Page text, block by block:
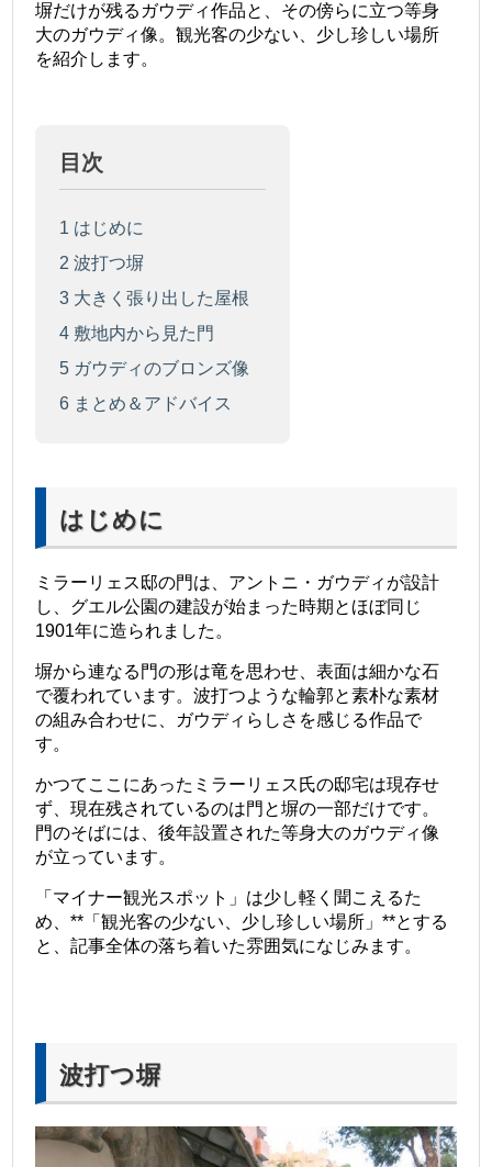
塀だけが残るガウディ作品と、その傍らに立つ等身
大のガウディ像。観光客の少ない、少し珍しい場所
を紹介します。
目次
1 はじめに
2 波打つ塀
3 大きく張り出した屋根
4 敷地内から見た門
5 ガウディのブロンズ像
6 まとめ＆アドバイス
はじめに
ミラーリェス邸の門は、アントニ・ガウディが設計
し、グエル公園の建設が始まった時期とほぼ同じ
1901年に造られました。
塀から連なる門の形は竜を思わせ、表面は細かな石
で覆われています。波打つような輪郭と素朴な素材
の組み合わせに、ガウディらしさを感じる作品で
す。
かつてここにあったミラーリェス氏の邸宅は現存せ
ず、現在残されているのは門と塀の一部だけです。
門のそばには、後年設置された等身大のガウディ像
が立っています。
「マイナー観光スポット」は少し軽く聞こえるた
め、**「観光客の少ない、少し珍しい場所」**とする
と、記事全体の落ち着いた雰囲気になじみます。
波打つ塀